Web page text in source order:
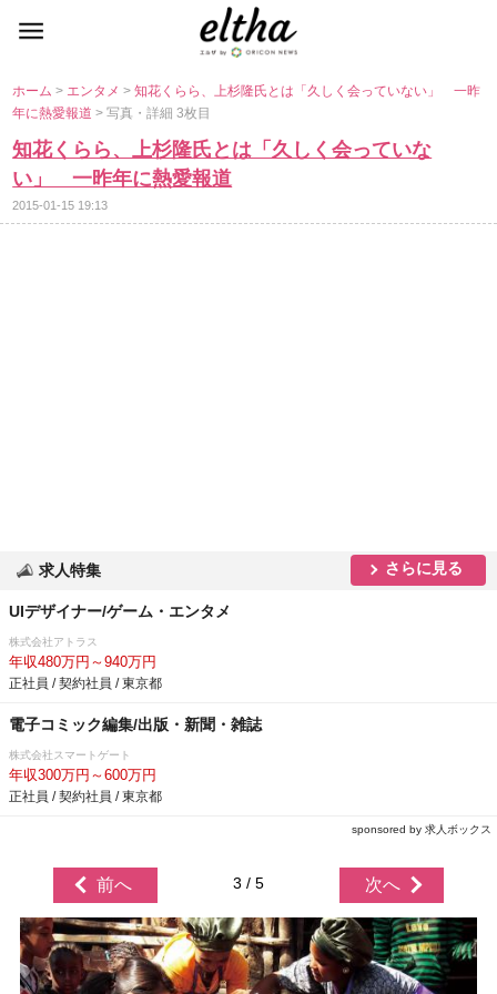
ホーム> エンタメ>知花くらら、上杉隆氏とは「久しく会っていない」 一昨
年に熱愛報道> 写真・詳細 3枚目
知花くらら、上杉隆氏とは「久しく会っていな
い」 一昨年に熱愛報道
2015-01-15 19:13
求人特集 さらに見る
UIデザイナー/ゲーム・エンタメ
株式会社アトラス
年収480万円～940万円
正社員 / 契約社員 / 東京都
電子コミック編集/出版・新聞・雑誌
株式会社スマートゲート
年収300万円～600万円
正社員 / 契約社員 / 東京都
sponsored by 求人ボックス
前へ 3 / 5 次へ